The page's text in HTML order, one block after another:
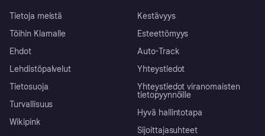
Tietoja meistä
Töihin Klarnalle
Ehdot
Lehdistöpalvelut
Tietosuoja
Turvallisuus
Wikipink
Kestävyys
Esteettömyys
Auto-Track
Yhteystiedot
Yhteystiedot viranomaisten
tietopyynnöille
Hyvä hallintotapa
Sijoittajasuhteet